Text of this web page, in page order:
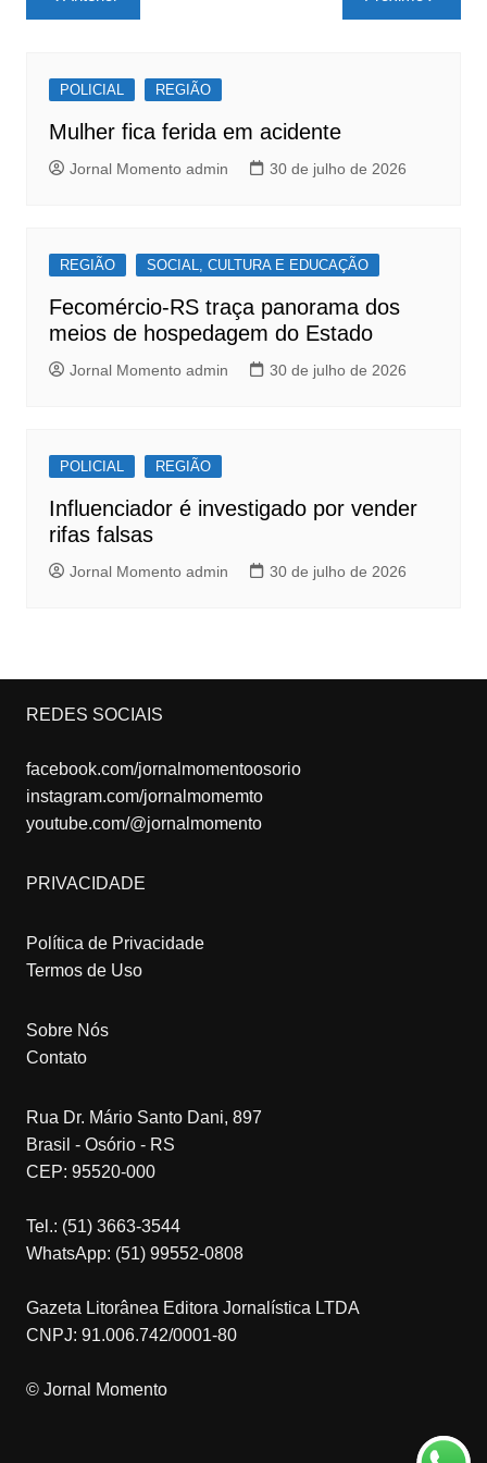
e
o
o
k
s
p
p
de
POLICIAL REGIÃO
Mulher fica ferida em acidente
Jornal Momento admin 30 de julho de 2026
REGIÃO SOCIAL, CULTURA E EDUCAÇÃO
Fecomércio-RS traça panorama dos
meios de hospedagem do Estado
Jornal Momento admin 30 de julho de 2026
POLICIAL REGIÃO
Influenciador é investigado por vender
rifas falsas
Jornal Momento admin 30 de julho de 2026
REDES SOCIAIS
facebook.com/jornalmomentoosorio
instagram.com/jornalmomemto
youtube.com/@jornalmomento
PRIVACIDADE
Política de Privacidade
Termos de Uso
Sobre Nós
Contato
Rua Dr. Mário Santo Dani, 897
Brasil - Osório - RS
CEP: 95520-000
Tel.: (51) 3663-3544
WhatsApp: (51) 99552-0808
Gazeta Litorânea Editora Jornalística LTDA
CNPJ: 91.006.742/0001-80
© Jornal Momento